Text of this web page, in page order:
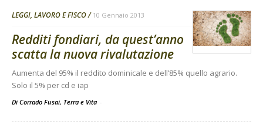
LEGGI, LAVORO E FISCO 10 Gennaio 2013
Redditi fondiari, da quest’anno
scatta la nuova rivalutazione
Aumenta del 95% il reddito dominicale e dell’85% quello agrario.
Solo il 5% per cd e iap
Di Corrado Fusai, Terra e Vita -